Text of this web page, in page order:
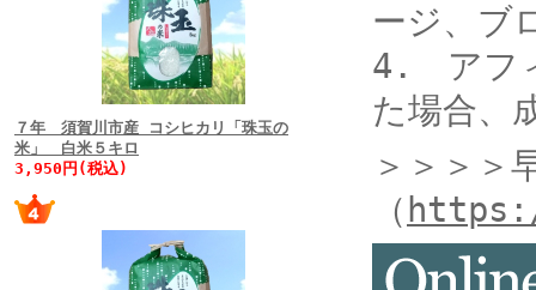
７年 須賀川市産 コシヒカリ「珠玉の
米」 白米５キロ
3,950円(税込)
ージ、ブ
4. アフィ
た場合、
＞＞＞
（